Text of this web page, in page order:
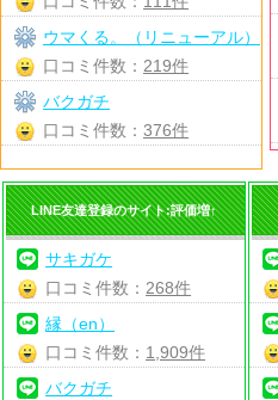
ウマくる。（リニューアル）
口コミ件数： 219件
バクガチ
口コミ件数： 376件
LINE友達登録のサイト:評価増↑
サキガケ
口コミ件数： 268件
縁（en）
口コミ件数： 1,909件
バクガチ